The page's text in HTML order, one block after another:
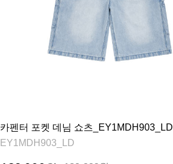
카펜터 포켓 데님 쇼츠_EY1MDH903_LD
EY1MDH903_LD